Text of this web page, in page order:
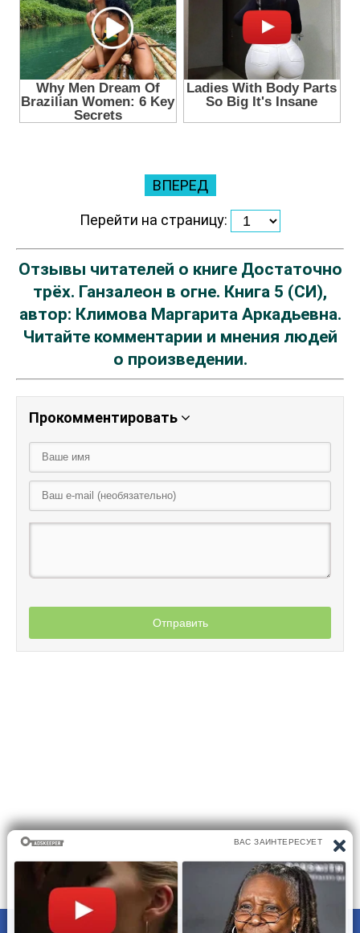
ВПЕРЕД
Перейти на страницу:
Отзывы читателей о книге Достаточно
трёх. Ганзалеон в огне. Книга 5 (СИ),
автор: Климова Маргарита Аркадьевна.
Читайте комментарии и мнения людей
о произведении.
Прокомментировать
Отправить
ПРАВООБЛАДАТЕЛЯМ ПОЛИТИКА КОНФИДЕНЦИАЛЬНОСТИ